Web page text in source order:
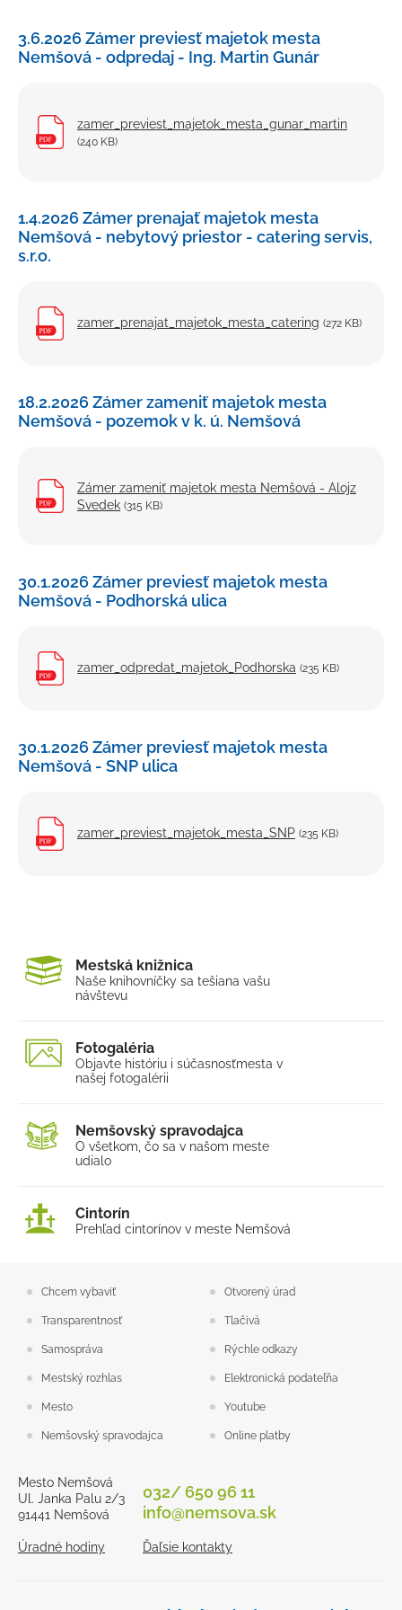
Rozpočet
Majetok mesta
Výberové konania, pracovné ponuky
Cenníky mesta
Smernice a dokumenty mesta
Transparentný účet
3.6.2026 Zámer previesť majetok mesta
Nemšová - odpredaj - Ing. Martin Gunár
zamer_previest_majetok_mesta_gunar_martin
(240 KB)
1.4.2026 Zámer prenajať majetok mesta
Nemšová - nebytový priestor - catering servis,
s.r.o.
zamer_prenajat_majetok_mesta_catering (272 KB)
18.2.2026 Zámer zameniť majetok mesta
Nemšová - pozemok v k. ú. Nemšová
Zámer zameniť majetok mesta Nemšová - Alojz
Svedek (315 KB)
30.1.2026 Zámer previesť majetok mesta
Nemšová - Podhorská ulica
zamer_odpredat_majetok_Podhorska (235 KB)
30.1.2026 Zámer previesť majetok mesta
Nemšová - SNP ulica
zamer_previest_majetok_mesta_SNP (235 KB)
Mestská knižnica
Naše knihovníčky sa tešiana vašu
návštevu
Fotogaléria
Objavte históriu i súčasnosťmesta v
našej fotogalérii
Nemšovský spravodajca
O všetkom, čo sa v našom meste
udialo
Cintorín
Prehľad cintorínov v meste Nemšová
Chcem vybaviť Otvorený úrad
Transparentnosť Tlačivá
Samospráva Rýchle odkazy
Mestský rozhlas Elektronická podateľňa
Mesto Youtube
Nemšovský spravodajca Online platby
Mesto Nemšová
Ul. Janka Palu 2/3
91441 Nemšová
Úradné hodiny
032/ 650 96 11
info@nemsova.sk
Ďaľsie kontakty